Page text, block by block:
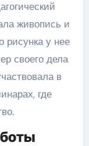
живопись и
рисунка у нее
своего дела
в
где